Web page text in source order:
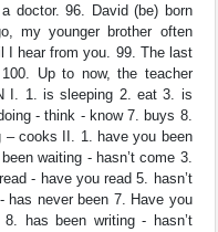
doctor. 96. David (be) born
my younger brother often
I hear from you. 99. The last
Up to now, the teacher
I. 1. is sleeping 2. eat 3. is
- think - know 7. buys 8.
cooks II. 1. have you been
waiting - hasn’t come 3.
- have you read 5. hasn’t
has never been 7. Have you
has been writing - hasn’t